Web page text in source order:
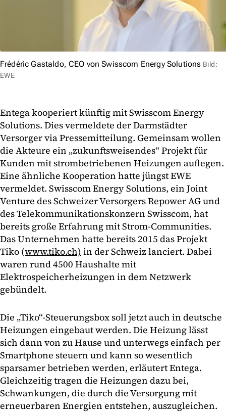
Frédéric Gastaldo, CEO von Swisscom Energy Solutions Bild:
EWE
Entega kooperiert künftig mit Swisscom Energy
Solutions. Dies vermeldete der Darmstädter
Versorger via Pressemitteilung. Gemeinsam wollen
die Akteure ein „zukunftsweisendes“ Projekt für
Kunden mit strombetriebenen Heizungen auflegen.
Eine ähnliche Kooperation hatte jüngst EWE
vermeldet. Swisscom Energy Solutions, ein Joint
Venture des Schweizer Versorgers Repower AG und
des Telekommunikationskonzern Swisscom, hat
bereits große Erfahrung mit Strom-Communities.
Das Unternehmen hatte bereits 2015 das Projekt
Tiko (www.tiko.ch) in der Schweiz lanciert. Dabei
waren rund 4500 Haushalte mit
Elektrospeicherheizungen in dem Netzwerk
gebündelt.
Die „Tiko“-Steuerungsbox soll jetzt auch in deutsche
Heizungen eingebaut werden. Die Heizung lässt
sich dann von zu Hause und unterwegs einfach per
Smartphone steuern und kann so wesentlich
sparsamer betrieben werden, erläutert Entega.
Gleichzeitig tragen die Heizungen dazu bei,
Schwankungen, die durch die Versorgung mit
erneuerbaren Energien entstehen, auszugleichen.